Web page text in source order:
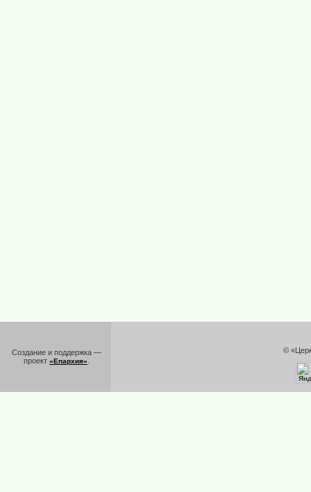
Создание и поддержка —
проект «Епархия»
©